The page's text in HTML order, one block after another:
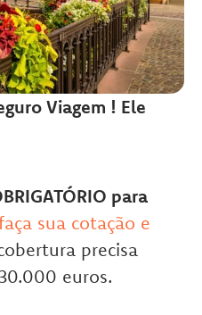
Viagem ! Ele
para
sua cotação e
precisa
euros.